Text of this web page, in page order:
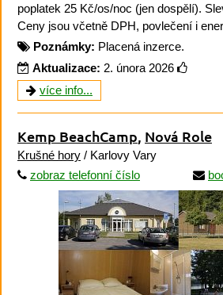
poplatek 25 Kč/os/noc (jen dospělí).
Ceny jsou včetně DPH, povlečení i
Poznámky: Placená inzerce.
Aktualizace: 2. února 2026
více info...
Kemp BeachCamp, Nová Role
Krušné hory / Karlovy Vary
zobraz telefonní číslo